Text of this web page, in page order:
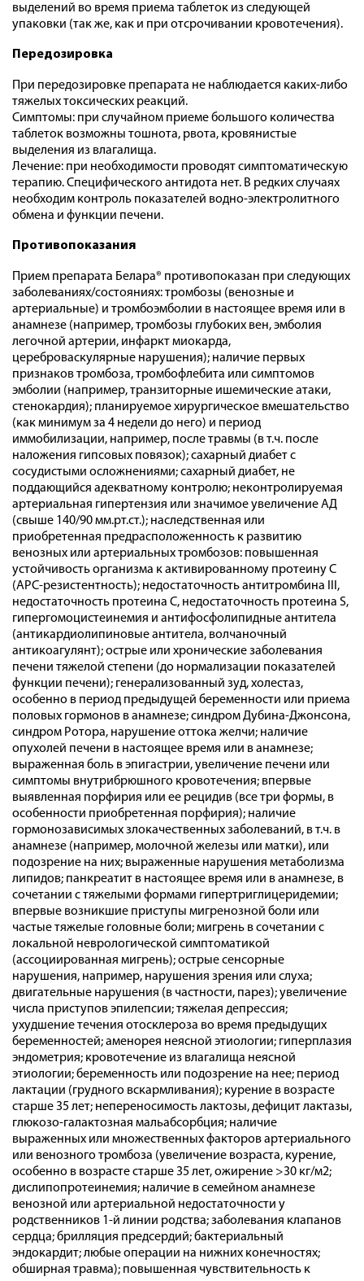
выделений во время приема таблеток из следующей
упаковки (так же, как и при отсрочивании кровотечения).
Передозировка
При передозировке препарата не наблюдается каких-либо
тяжелых токсических реакций.
Симптомы: при случайном приеме большого количества
таблеток возможны тошнота, рвота, кровянистые
выделения из влагалища.
Лечение: при необходимости проводят симптоматическую
терапию. Специфического антидота нет. В редких случаях
необходим контроль показателей водно-электролитного
обмена и функции печени.
Противопоказания
Прием препарата Белара® противопоказан при следующих
заболеваниях/состояниях: тромбозы (венозные и
артериальные) и тромбоэмболии в настоящее время или в
анамнезе (например, тромбозы глубоких вен, эмболия
легочной артерии, инфаркт миокарда,
цереброваскулярные нарушения); наличие первых
признаков тромбоза, тромбофлебита или симптомов
эмболии (например, транзиторные ишемические атаки,
стенокардия); планируемое хирургическое вмешательство
(как минимум за 4 недели до него) и период
иммобилизации, например, после травмы (в т.ч. после
наложения гипсовых повязок); сахарный диабет с
сосудистыми осложнениями; сахарный диабет, не
поддающийся адекватному контролю; неконтролируемая
артериальная гипертензия или значимое увеличение АД
(свыше 140/90 мм.рт.ст.); наследственная или
приобретенная предрасположенность к развитию
венозных или артериальных тромбозов: повышенная
устойчивость организма к активированному протеину С
(АРС-резистентность); недостаточность антитромбина III,
недостаточность протеина С, недостаточность протеина S,
гипергомоцистеинемия и антифосфолипидные антитела
(антикардиолипиновые антитела, волчаночный
антикоагулянт); острые или хронические заболевания
печени тяжелой степени (до нормализации показателей
функции печени); генерализованный зуд, холестаз,
особенно в период предыдущей беременности или приема
половых гормонов в анамнезе; синдром Дубина-Джонсона,
синдром Ротора, нарушение оттока желчи; наличие
опухолей печени в настоящее время или в анамнезе;
выраженная боль в эпигастрии, увеличение печени или
симптомы внутрибрюшного кровотечения; впервые
выявленная порфирия или ее рецидив (все три формы, в
особенности приобретенная порфирия); наличие
гормонозависимых злокачественных заболеваний, в т.ч. в
анамнезе (например, молочной железы или матки), или
подозрение на них; выраженные нарушения метаболизма
липидов; панкреатит в настоящее время или в анамнезе, в
сочетании с тяжелыми формами гипертриглицеридемии;
впервые возникшие приступы мигренозной боли или
частые тяжелые головные боли; мигрень в сочетании с
локальной неврологической симптоматикой
(ассоциированная мигрень); острые сенсорные
нарушения, например, нарушения зрения или слуха;
двигательные нарушения (в частности, парез); увеличение
числа приступов эпилепсии; тяжелая депрессия;
ухудшение течения отосклероза во время предыдущих
беременностей; аменорея неясной этиологии; гиперплазия
эндометрия; кровотечение из влагалища неясной
этиологии; беременность или подозрение на нее; период
лактации (грудного вскармливания); курение в возрасте
старше 35 лет; непереносимость лактозы, дефицит лактазы,
глюкозо-галактозная мальабсорбция; наличие
выраженных или множественных факторов артериального
или венозного тромбоза (увеличение возраста, курение,
особенно в возрасте старше 35 лет, ожирение >30 кг/м2;
дислипопротеинемия; наличие в семейном анамнезе
венозной или артериальной недостаточности у
родственников 1-й линии родства; заболевания клапанов
сердца; брилляция предсердий; бактериальный
эндокардит; любые операции на нижних конечностях;
обширная травма); повышенная чувствительность к